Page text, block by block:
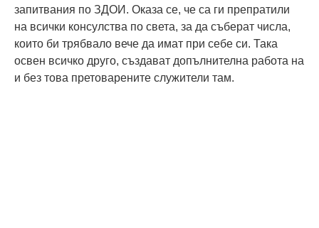
запитвания по ЗДОИ. Оказа се, че са ги препратили
на всички консулства по света, за да съберат числа,
които би трябвало вече да имат при себе си. Така
освен всичко друго, създават допълнителна работа на
и без това претоварените служители там.